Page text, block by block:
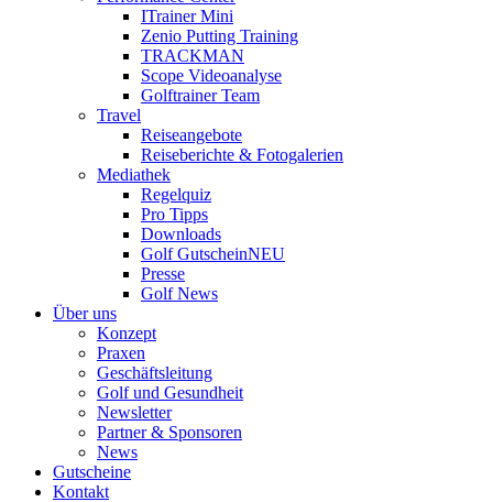
ITrainer Mini
Zenio Putting Training
TRACKMAN
Scope Videoanalyse
Golftrainer Team
Travel
Reiseangebote
Reiseberichte & Fotogalerien
Mediathek
Regelquiz
Pro Tipps
Downloads
Golf GutscheinNEU
Presse
Golf News
Über uns
Konzept
Praxen
Geschäftsleitung
Golf und Gesundheit
Newsletter
Partner & Sponsoren
News
Gutscheine
Kontakt